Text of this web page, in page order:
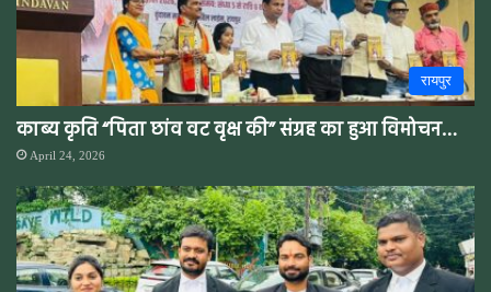
रायपुर
काब्य कृति “पिता छांव वट वृक्ष की” संग्रह का हुआ विमोचन…
April 24, 2026